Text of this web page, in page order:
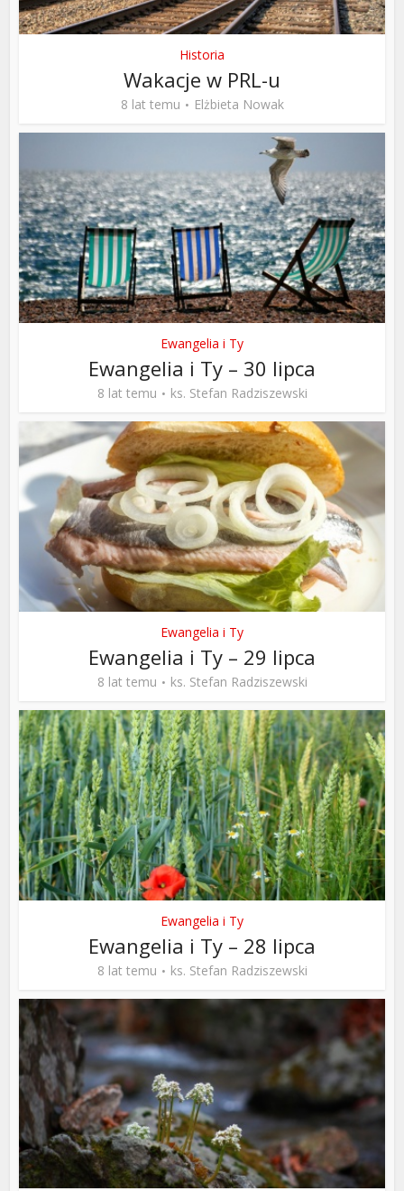
Historia
Wakacje w PRL-u
8 lat temu Elżbieta Nowak
Ewangelia i Ty
Ewangelia i Ty – 30 lipca
8 lat temu ks. Stefan Radziszewski
Ewangelia i Ty
Ewangelia i Ty – 29 lipca
8 lat temu ks. Stefan Radziszewski
Ewangelia i Ty
Ewangelia i Ty – 28 lipca
8 lat temu ks. Stefan Radziszewski